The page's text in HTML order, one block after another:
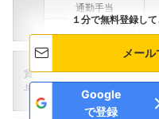
通勤手当
賞
与
???,???
１分で無料登録し
メール
Google
で登録